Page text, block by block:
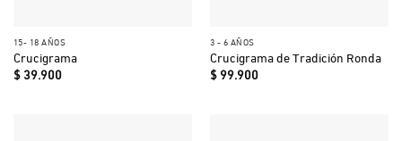
15- 18 AÑOS
Crucigrama
$39.900
3 - 6 AÑOS
Crucigrama de Tradición Ronda
$99.900